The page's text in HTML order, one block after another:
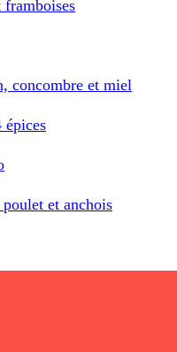
framboises
concombre et miel
épices
et anchois